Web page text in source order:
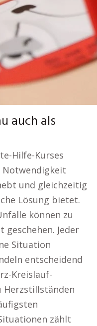
auch als
Hilfe-Kurses
Notwendigkeit
und gleichzeitig
Lösung bietet.
können zu
Jeder
Situation
entscheidend
Kreislauf-
Herzstillständen
zählt